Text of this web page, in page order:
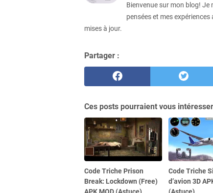
Bienvenue sur mon blog! Je
pensées et mes
mises à jour.
Partager :
Ces posts pourraient vous
Code Triche Prison
Break: Lockdown (Free)
Code Triche
d’avion 3D